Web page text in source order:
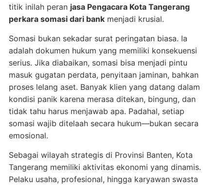
titik inilah peran jasa Pengacara Kota Tangerang
perkara somasi dari bankmenjadi krusial.
Somasi bukan sekadar surat peringatan biasa. Ia
adalah dokumen hukum yang memiliki konsekuensi
serius. Jika diabaikan, somasi bisa menjadi pintu
masuk gugatan perdata, penyitaan jaminan, bahkan
proses lelang aset. Banyak klien yang datang dalam
kondisi panik karena merasa ditekan, bingung, dan
tidak tahu harus menjawab apa. Padahal, setiap
somasi wajib ditelaah secara hukum—bukan secara
emosional.
Sebagai wilayah strategis di Provinsi Banten, Kota
Tangerang memiliki aktivitas ekonomi yang dinamis.
Pelaku usaha, profesional, hingga karyawan swasta